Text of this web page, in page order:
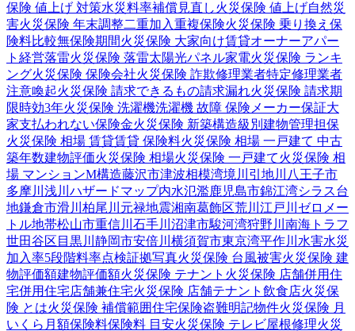
保険 値上げ 対策水災料率補償見直し火災保険 値上げ自然災
害火災保険 年末調整二重加入重複保険火災保険 乗り換え 保
険料比較無保険期間火災保険 大家向け賃貸オーナーアパー
ト経営落雷火災保険 落雷太陽光パネル家電火災保険 ランキ
ング火災保険 保険会社火災保険 詐欺修理業者特定修理業者
注意喚起火災保険 請求できるもの請求漏れ火災保険 請求期
限時効3年火災保険 洗濯機洗濯機 故障 保険 メーカー保証大
家支払われない保険金火災保険 新築構造級別 建物管理担保
火災保険 相場 賃貸賃貸 保険料火災保険 相場 一戸建て 中古
築年数建物評価火災保険 相場火災保険 一戸建て火災保険 相
場 マンションM構造藤沢市津波相模湾境川 引地川
八王子市
多摩川 浅川 ハザードマップ内水氾濫鹿児島市錦江湾シラス台
地鎌倉市滑川 柏尾川 元禄地震湘南葛飾区荒川 江戸川 ゼロメー
トル地帯松山市重信川 石手川 沼津市駿河湾狩野川 南海トラフ
世田谷区 目黒川 静岡市安倍川 横須賀市東京湾平作川 水害水災
加入率5段階料率点検証拠写真火災保険 台風被害火災保険 建
物評価額建物評価額火災保険 テナント 火災保険 店舗併用住
宅併用住宅店舗兼住宅火災保険 店舗テナント 飲食店火災保
険 とは火災保険 補償範囲住宅保険盗難明記物件火災保険 月
いくら 月額保険料保険料 目安火災保険 テレビ屋根修理火災